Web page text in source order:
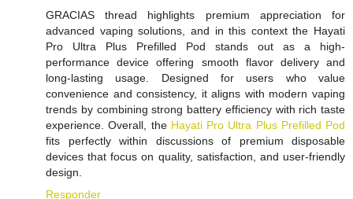
GRACIAS thread highlights premium appreciation for
advanced vaping solutions, and in this context the Hayati
Pro Ultra Plus Prefilled Pod stands out as a high-
performance device offering smooth flavor delivery and
long-lasting usage. Designed for users who value
convenience and consistency, it aligns with modern vaping
trends by combining strong battery efficiency with rich taste
experience. Overall, the Hayati Pro Ultra Plus Prefilled Pod
fits perfectly within discussions of premium disposable
devices that focus on quality, satisfaction, and user-friendly
design.
Responder